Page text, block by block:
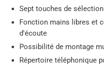
Sept touches de
Fonction mains libres et
d'écoute
Possibilité de montage
Répertoire téléphonique